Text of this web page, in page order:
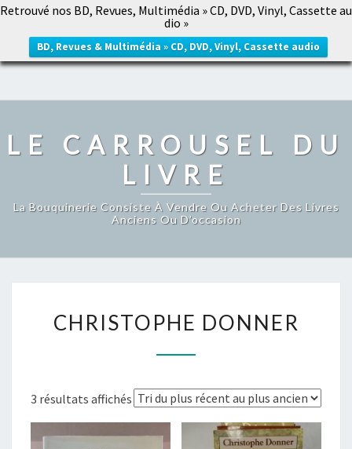
Retrouvé nos BD, Revues, Multimédia » CD, DVD, Vinyl, Cassette au
dio »
BD, Revues & Multimédia » CD, DVD, Vinyl, Cassette audio
LE CARROUSEL DU LIVRE
LE CARROUSEL DU
LIVRE
La Bouquinerie Consiste À Vendre Ou Acheter Des Livres
Anciens Ou D’occasion
DONNER
CHRISTOPHE DONNER
3 résultats affichés Trié
du
plus